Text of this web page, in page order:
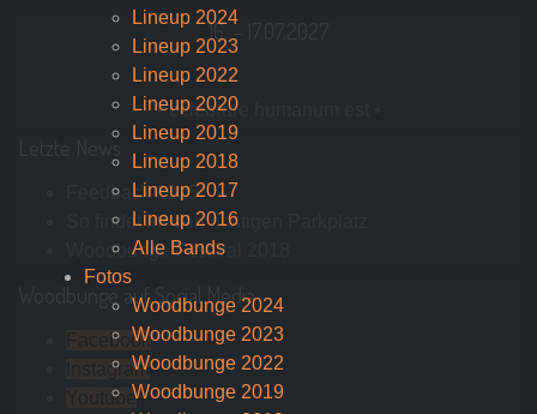
Lineup 2024
Lineup 2023
Lineup 2022
Lineup 2020
Lineup 2019
Lineup 2018
Lineup 2017
Lineup 2016
Alle Bands
Fotos
Woodbunge 2024
Woodbunge 2023
Woodbunge 2022
Woodbunge 2019
16. – 17.07.2027
• celebrare humanum est •
Feedback 2025
So findet ihr den richtigen Parkplatz
Woodbunge Festival 2018
Woodbunge auf Social Media
Facebook
Instagram
Youtube